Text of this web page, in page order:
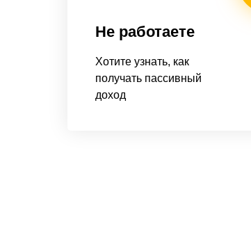
Не работаете
Хотите узнать, как
получать пассивный
доход